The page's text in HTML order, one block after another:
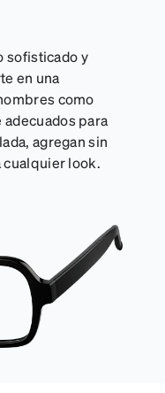
sofisticado y
en una
como
para
agregan sin
cualquier look.